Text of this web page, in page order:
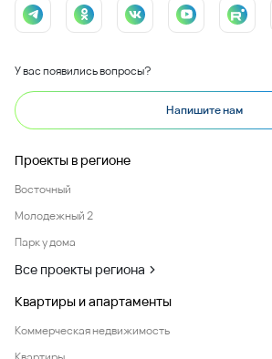
У вас появились вопросы?
Напишите нам
Проекты в регионе
Восточный
Молодежный 2
Парк у дома
Все проекты региона
Квартиры и апартаменты
Коммерческая недвижимость